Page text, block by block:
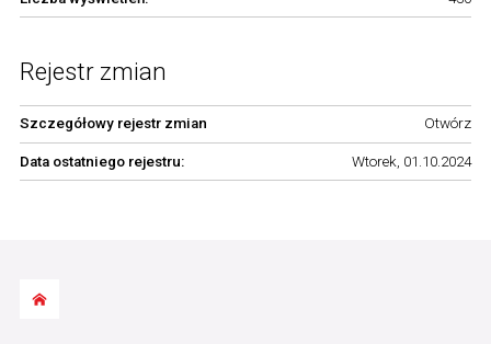
Rejestr zmian
Szczegółowy rejestr zmian Otwórz
Data ostatniego rejestru: Wtorek, 01.10.2024